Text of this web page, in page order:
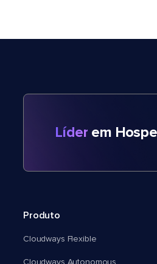
Líder em
Produto
Cloudways Flexible